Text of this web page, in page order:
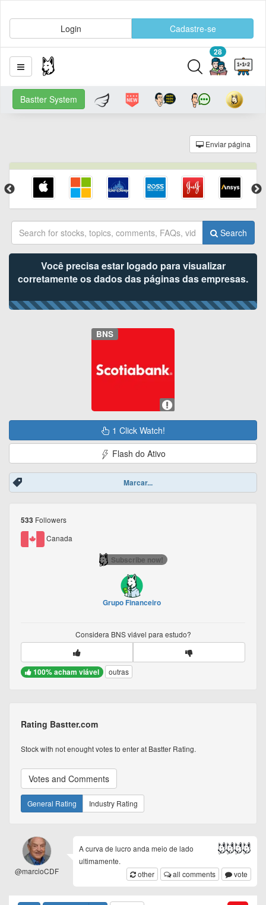
Login Cadastre-se
28
Bastter System
Enviar página
Search
Você precisa estar logado para visualizar
corretamente os dados das páginas das empresas.
BNS
1 Click Watch!
Flash do Ativo
Marcar...
533 Followers
Canada
Subscribe now!
Grupo Financeiro
Considera BNSviável para estudo?
100% acham viável outras
Rating Bastter.com
Stock with not enought votes to enter at Bastter Rating.
Votes and Comments
General Rating Industry Rating
@marcioCDF
A curva de lucro anda meio de lado
ultimamente.
other
all comments vote